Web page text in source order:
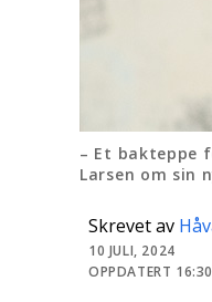
– Et bakteppe
Larsen om sin
Skrevet av
10 JULI, 2024
OPPDATERT